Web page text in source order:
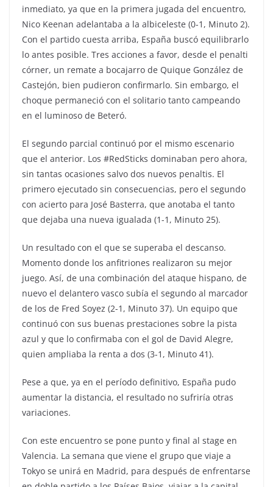
inmediato, ya que en la primera jugada del encuentro,
Nico Keenan adelantaba a la albiceleste (0-1, Minuto 2).
Con el partido cuesta arriba, España buscó equilibrarlo
lo antes posible. Tres acciones a favor, desde el penalti
córner, un remate a bocajarro de Quique González de
Castejón, bien pudieron confirmarlo. Sin embargo, el
choque permaneció con el solitario tanto campeando
en el luminoso de Beteró.
El segundo parcial continuó por el mismo escenario
que el anterior. Los #RedSticks dominaban pero ahora,
sin tantas ocasiones salvo dos nuevos penaltis. El
primero ejecutado sin consecuencias, pero el segundo
con acierto para José Basterra, que anotaba el tanto
que dejaba una nueva igualada (1-1, Minuto 25).
Un resultado con el que se superaba el descanso.
Momento donde los anfitriones realizaron su mejor
juego. Así, de una combinación del ataque hispano, de
nuevo el delantero vasco subía el segundo al marcador
de los de Fred Soyez (2-1, Minuto 37). Un equipo que
continuó con sus buenas prestaciones sobre la pista
azul y que lo confirmaba con el gol de David Alegre,
quien ampliaba la renta a dos (3-1, Minuto 41).
Pese a que, ya en el período definitivo, España pudo
aumentar la distancia, el resultado no sufriría otras
variaciones.
Con este encuentro se pone punto y final al stage en
Valencia. La semana que viene el grupo que viaje a
Tokyo se unirá en Madrid, para después de enfrentarse